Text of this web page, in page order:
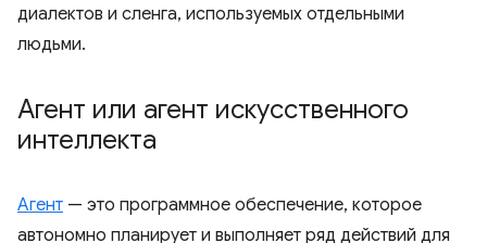
диалектов и сленга, используемых отдельными
людьми.
Агент или агент искусственного
интеллекта
Агент — это программное обеспечение, которое
автономно планирует и выполняет ряд действий для